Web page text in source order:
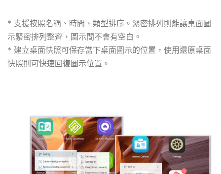
* 支援按照名稱、時間、類型排序。緊密排列則能讓桌面圖
示緊密排列整齊，圖示間不會有空白。
* 建立桌面快照可保存當下桌面圖示的位置，使用還原桌面
快照則可快速回復圖示位置。